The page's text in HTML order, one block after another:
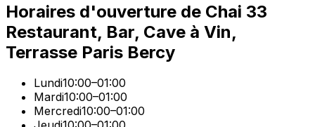
Horaires d'ouverture de Chai 33
Restaurant, Bar, Cave à Vin,
Terrasse Paris Bercy
Lundi10:00–01:00
Mardi10:00–01:00
Mercredi10:00–01:00